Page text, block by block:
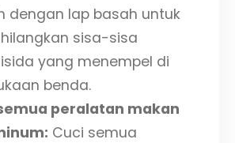
dengan lap basah untuk
sisa-sisa
yang menempel di
benda.
peralatan makan
Cuci semua